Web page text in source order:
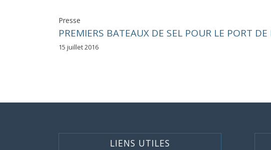
Presse
PREMIERS BATEAUX DE SEL POUR LE PORT
15 juillet 2016
LIENS UTILES